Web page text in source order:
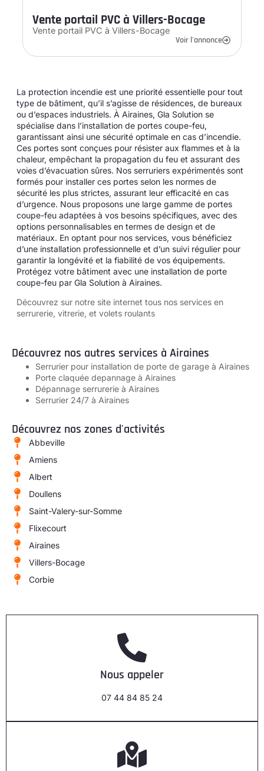
Vente portail PVC à Villers-Bocage
Vente portail PVC à Villers-Bocage
Voir l'annonce
La protection incendie est une priorité essentielle pour tout
type de bâtiment, qu’il s’agisse de résidences, de bureaux
ou d’espaces industriels. À Airaines, Gla Solution se
spécialise dans l’installation de portes coupe-feu,
garantissant ainsi une sécurité optimale en cas d’incendie.
Ces portes sont conçues pour résister aux flammes et à la
chaleur, empêchant la propagation du feu et assurant des
voies d’évacuation sûres. Nos serruriers expérimentés sont
formés pour installer ces portes selon les normes de
sécurité les plus strictes, assurant leur efficacité en cas
d’urgence. Nous proposons une large gamme de portes
coupe-feu adaptées à vos besoins spécifiques, avec des
options personnalisables en termes de design et de
matériaux. En optant pour nos services, vous bénéficiez
d’une installation professionnelle et d’un suivi régulier pour
garantir la longévité et la fiabilité de vos équipements.
Protégez votre bâtiment avec une installation de porte
coupe-feu par Gla Solution à Airaines.
Découvrez sur notre site internet tous nos services en
serrurerie, vitrerie, et volets roulants
Découvrez nos autres services à Airaines
Serrurier pour installation de porte de garage à Airaines
Porte claquée depannage à Airaines
Dépannage serrurerie à Airaines
Serrurier 24/7 à Airaines
Découvrez nos zones d'activités
Abbeville
Amiens
Albert
Doullens
Saint-Valery-sur-Somme
Flixecourt
Airaines
Villers-Bocage
Corbie
Nous appeler
07 44 84 85 24